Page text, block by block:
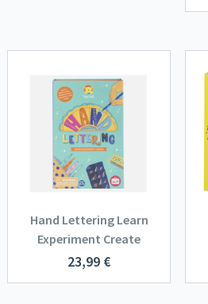
Hand Lettering Learn
Experiment Create
23,99 €